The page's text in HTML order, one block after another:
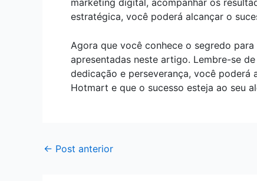
estratégica, você poderá alcançar o
Agora que você conhece o segredo
apresentadas neste artigo. Lembre-se
dedicação e perseverança, você poderá
Hotmart e que o sucesso esteja ao seu
← Post anterior